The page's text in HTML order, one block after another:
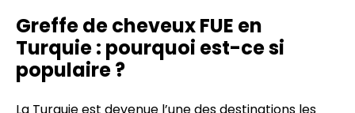
Greffe de cheveux FUE en
Turquie : pourquoi est-ce si
populaire ?
La Turquie est devenue l’une des destinations les